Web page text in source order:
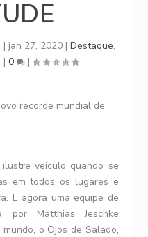
| jan 27, 2020| Destaque,
| 0 |
veículo quando se
em todos os lugares e
E agora uma equipe de
por Matthias Jeschke
o Ojos de Salado,